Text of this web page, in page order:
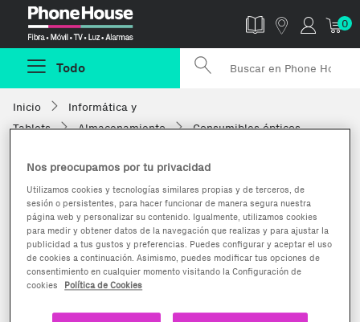
0
Todo
Inicio
Informática y
Tablets
Almacenamiento Consumibles ópticos
Nos preocupamos por tu privacidad
Utilizamos cookies y tecnologías similares propias y de terceros, de
sesión o persistentes, para hacer funcionar de manera segura nuestra
página web y personalizar su contenido. Igualmente, utilizamos cookies
para medir y obtener datos de la navegación que realizas y para ajustar la
publicidad a tus gustos y preferencias. Puedes configurar y aceptar el uso
de cookies a continuación. Asimismo, puedes modificar tus opciones de
consentimiento en cualquier momento visitando la Configuración de
cookies
Política de Cookies